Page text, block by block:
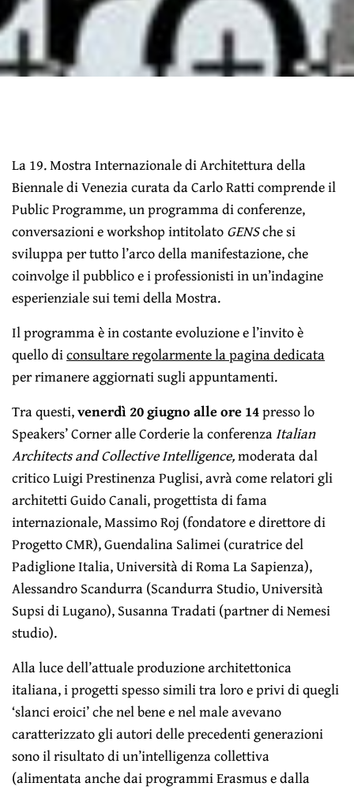
La 19. Mostra Internazionale di Architettura della
Biennale di Venezia curata da Carlo Ratti comprende il
Public Programme, un programma di conferenze,
conversazioni e workshop intitolatoGENSche si
sviluppa per tutto l’arco della manifestazione, che
coinvolge il pubblico e i professionisti in un’indagine
esperienziale sui temi della Mostra.
Il programma è in costante evoluzione e l’invito è
quello diconsultare regolarmente la pagina dedicata
per rimanere aggiornati sugli appuntamenti.
Tra questi,venerdì 20 giugno alle ore 14presso lo
Speakers’ Corner alle Corderie la conferenzaItalian
Architects and Collective Intelligence,moderata dal
critico Luigi Prestinenza Puglisi, avrà come relatori gli
architetti Guido Canali, progettista di fama
internazionale, Massimo Roj (fondatore e direttore di
Progetto CMR), Guendalina Salimei (curatrice del
Padiglione Italia, Università di Roma La Sapienza),
Alessandro Scandurra (Scandurra Studio, Università
Supsi di Lugano), Susanna Tradati (partner di Nemesi
studio).
Alla luce dell’attuale produzione architettonica
italiana, i progetti spesso simili tra loro e privi di quegli
‘slanci eroici’ che nel bene e nel male avevano
caratterizzato gli autori delle precedenti generazioni
sono il risultato di un’intelligenza collettiva
(alimentata anche dai programmi Erasmus e dalla